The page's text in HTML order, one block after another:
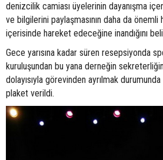
denizcilik camiası üyelerinin dayanışma
ve bilgilerini paylaşmasının daha da
içerisinde hareket edeceğine inandığını
Gece yarısına kadar süren resepsiyonda
kuruluşundan bu yana derneğin
dolayısıyla görevinden ayrılmak
plaket verildi.